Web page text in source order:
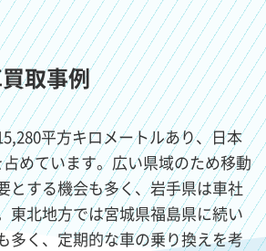
取事例
平方キロメートルあり、日本
めています。広い県域のため移動
とする機会も多く、岩手県は車社
東北地方では宮城県福島県に続い
多く、定期的な車の乗り換えを考